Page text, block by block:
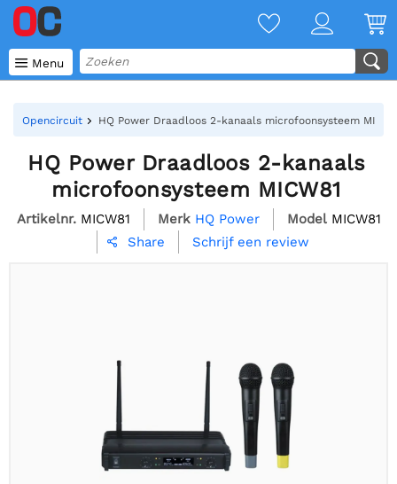
 Menu
Opencircuit HQ Power Draadloos 2-kanaals microfoonsysteem
HQ Power Draadloos 2-kanaals
microfoonsysteem MICW81
Artikelnr. MICW81 Merk HQ Power Model MICW81
 Share Schrijf een review